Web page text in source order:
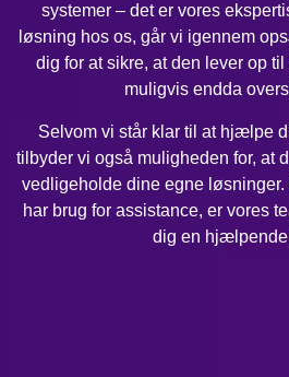
systemer – det er vores
løsning hos os, går vi igennem
dig for at sikre, at den lever op
muligvis endda
Selvom vi står klar til at hjælpe
tilbyder vi også muligheden for, at
vedligeholde dine egne
har brug for assistance, er vores
dig en hjælpende